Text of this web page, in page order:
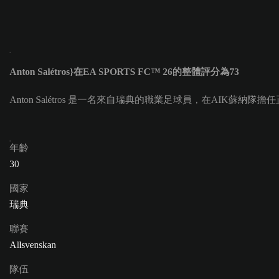
Anton Salétros}在EA SPORTS FC™ 26的整體評分為73
Anton Salétros 是一名來自瑞典的職業足球員，在AIK蘇納隊擔任
年齡
30
國家
瑞典
聯賽
Allsvenskan
隊伍